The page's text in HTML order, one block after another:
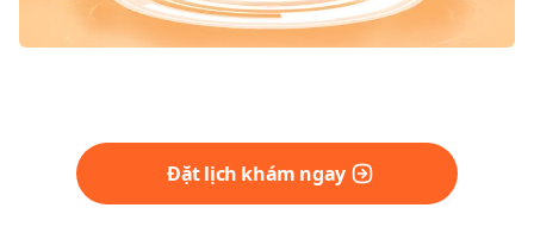
Đặt lịch khám ngay